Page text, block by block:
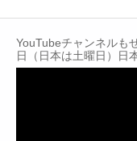
Contact
YouTubeチャンネルも
日（日本は土曜日）日